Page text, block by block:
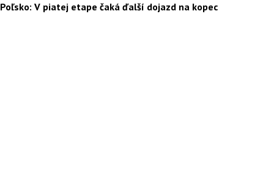
Poľsko: V piatej etape čaká ďalší dojazd na kopec